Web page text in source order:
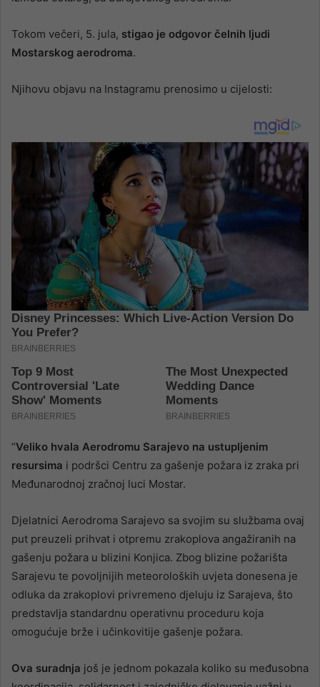
Tokom večeri, 5. jula, stigao je odgovor čelnih ljudi
Mostarskog aerodroma.
Njihovu objavu na Instagramu prenosimo u cijelosti:
“Veliko hvala Aerodromu Sarajevo na ustupljenim
resursima i podršci Centru za gašenje požara iz zraka pri
Međunarodnoj zračnoj luci Mostar.
Djelatnici Aerodroma Sarajevo sa svojim su službama ovaj
put preuzeli prihvat i otpremu zrakoplova angažiranih na
gašenju požara u blizini Konjica. Zbog blizine požarišta
Sarajevu te povoljnijih meteoroloških uvjeta donesena je
odluka da zrakoplovi privremeno djeluju iz Sarajeva, što
predstavlja standardnu operativnu proceduru koja
omogućuje brže i učinkovitije gašenje požara.
Ova suradnja još je jednom pokazala koliko su međusobna